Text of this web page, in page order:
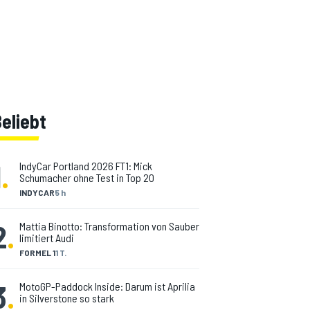
. INDYCAR5 h
IndyCar Portland 2026 FT1: Mick
Schumacher ohne Test in Top 20
. FORMEL 11 T.
Mattia Binotto: Transformation von Sauber
limitiert Audi
. MotoGP-Paddock Inside: Darum ist Aprilia
in Silverstone so stark